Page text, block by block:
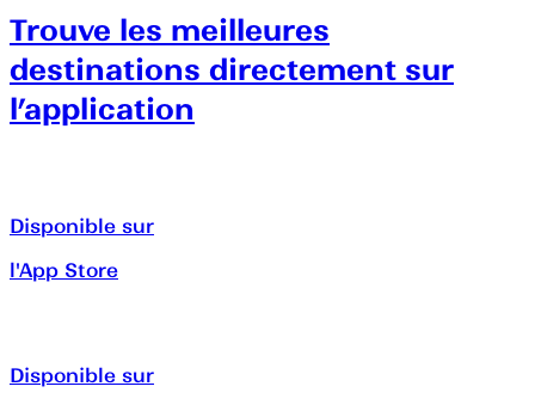
Trouve les meilleures
destinations directement sur
l’application
Disponible sur
l'App Store
Disponible sur